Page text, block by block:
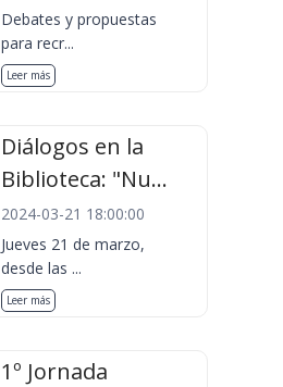
Debates y propuestas
para recr...
Leer más
Diálogos en la
Biblioteca: "Nu...
2024-03-21 18:00:00
Jueves 21 de marzo,
desde las ...
Leer más
1º Jornada